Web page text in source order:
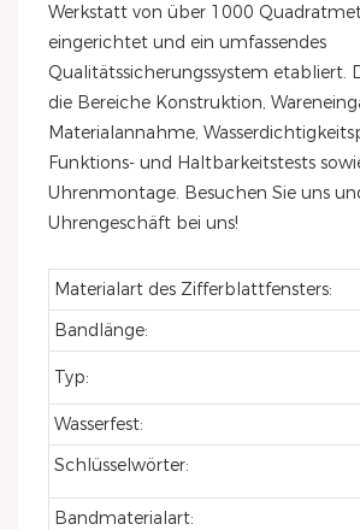
Werkstatt von über 1000
eingerichtet und ein umfassendes
Qualitätssicherungssystem etabliert.
die Bereiche Konstruktion,
Materialannahme,
Funktions- und Haltbarkeitstests
Uhrenmontage. Besuchen Sie uns
Uhrengeschäft bei uns!
Materialart des Zifferblattfensters:
Bandlänge:
Typ:
Wasserfest:
Schlüsselwörter:
Bandmaterialart: